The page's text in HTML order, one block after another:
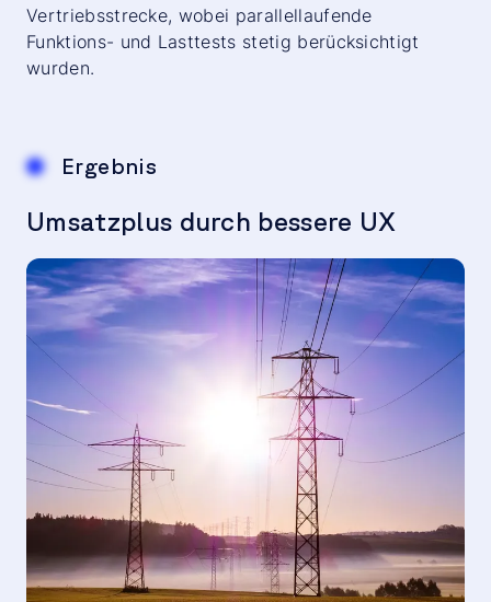
Vertriebsstrecke, wobei parallellaufende
Funktions- und Lasttests stetig berücksichtigt
wurden.
Ergebnis
Umsatzplus durch bessere UX